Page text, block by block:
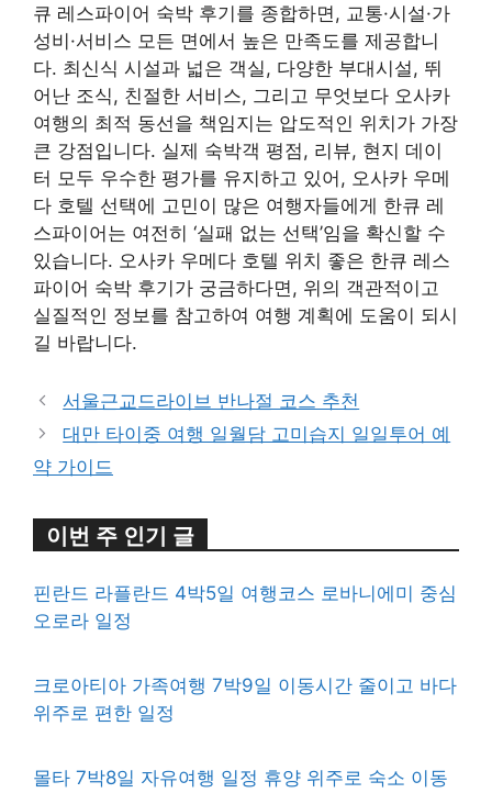
큐 레스파이어 숙박 후기를 종합하면, 교통·시설·가
성비·서비스 모든 면에서 높은 만족도를 제공합니
다. 최신식 시설과 넓은 객실, 다양한 부대시설, 뛰
어난 조식, 친절한 서비스, 그리고 무엇보다 오사카
여행의 최적 동선을 책임지는 압도적인 위치가 가장
큰 강점입니다. 실제 숙박객 평점, 리뷰, 현지 데이
터 모두 우수한 평가를 유지하고 있어, 오사카 우메
다 호텔 선택에 고민이 많은 여행자들에게 한큐 레
스파이어는 여전히 ‘실패 없는 선택’임을 확신할 수
있습니다. 오사카 우메다 호텔 위치 좋은 한큐 레스
파이어 숙박 후기가 궁금하다면, 위의 객관적이고
실질적인 정보를 참고하여 여행 계획에 도움이 되시
길 바랍니다.
서울근교드라이브 반나절 코스 추천
대만 타이중 여행 일월담 고미습지 일일투어 예
약 가이드
이번 주 인기 글
핀란드 라플란드 4박5일 여행코스 로바니에미 중심
오로라 일정
크로아티아 가족여행 7박9일 이동시간 줄이고 바다
위주로 편한 일정
몰타 7박8일 자유여행 일정 휴양 위주로 숙소 이동